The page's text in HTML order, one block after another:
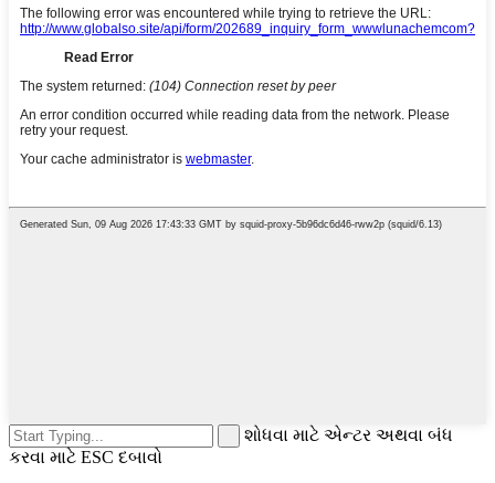
શોધવા માટે એન્ટર અથવા બંધ
કરવા માટે ESC દબાવો